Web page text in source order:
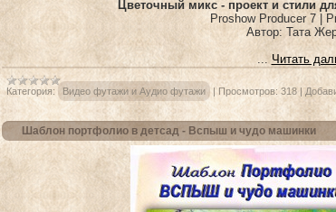
Цветочный микс - проект и стили
Proshow Producer 7 |
Автор: Тата
... Читать
Категория: Видео футажи и Аудио футажи | Просмотров: 318 |
Шаблон портфолио в детсад - Вспыш и чудо машинки